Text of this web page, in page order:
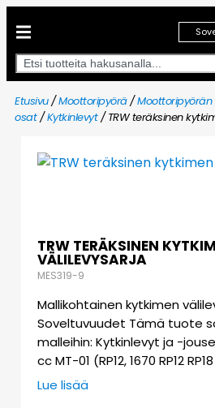
Etusivu/Moottoripyörä/
osat/Kytkinlevyt/ TRW teräksinen
TRW TERÄKSINEN
VÄLILEVYSARJA
MES319-9
Mallikohtainen kytkimen
Soveltuvuudet Tämä tuote
malleihin: Kytkinlevyt ja -
cc MT-01 (RP12, 1670 RP12
Lue lisää